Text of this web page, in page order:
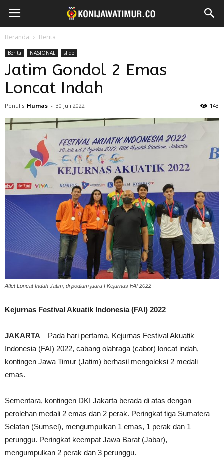
Beranda Berita
Berita NASIONAL slide
Jatim Gondol 2 Emas
Loncat Indah
Penulis Humas - 30 Juli 2022 143
Atlet Loncat Indah Jatim, di podium juara I Kejurnas FAI 2022
Kejurnas Festival Akuatik Indonesia (FAI) 2022
JAKARTA – Pada hari pertama, Kejurnas Festival Akuatik
Indonesia (FAI) 2022, cabang olahraga (cabor) loncat indah,
kontingen Jawa Timur (Jatim) berhasil mengoleksi 2 medali
emas.
Sementara, kontingen DKI Jakarta berada di atas dengan
perolehan medali 2 emas dan 2 perak. Peringkat tiga Sumatera
Selatan (Sumsel), mengumpulkan 1 emas, 1 perak dan 1
perunggu. Peringkat keempat Jawa Barat (Jabar),
mengumpulkan 2 perak dan 3 perunggu.